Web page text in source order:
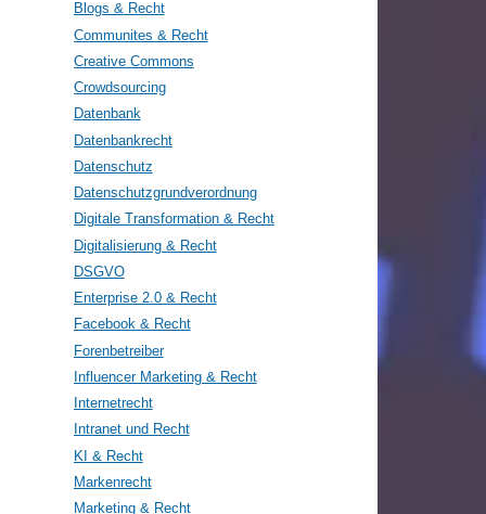
Blogs & Recht
Communites & Recht
Creative Commons
Crowdsourcing
Datenbank
Datenbankrecht
Datenschutz
Datenschutzgrundverordnung
Digitale Transformation & Recht
Digitalisierung & Recht
DSGVO
Enterprise 2.0 & Recht
Facebook & Recht
Forenbetreiber
Influencer Marketing & Recht
Internetrecht
Intranet und Recht
KI & Recht
Markenrecht
Marketing & Recht